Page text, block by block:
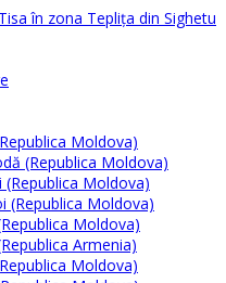
în zona Teplița din Sighetu
Moldova)
(Republica Moldova)
(Republica Moldova)
(Republica Moldova)
Moldova)
Armenia)
Moldova)